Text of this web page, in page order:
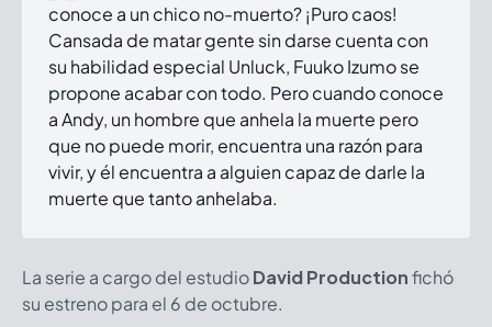
conoce a un chico no-muerto? ¡Puro caos!
Cansada de matar gente sin darse cuenta con
su habilidad especial Unluck, Fuuko Izumo se
propone acabar con todo. Pero cuando conoce
a Andy, un hombre que anhela la muerte pero
que no puede morir, encuentra una razón para
vivir, y él encuentra a alguien capaz de darle la
muerte que tanto anhelaba.
La serie a cargo del estudioDavid Productionfichó
su estreno para el 6 de octubre.